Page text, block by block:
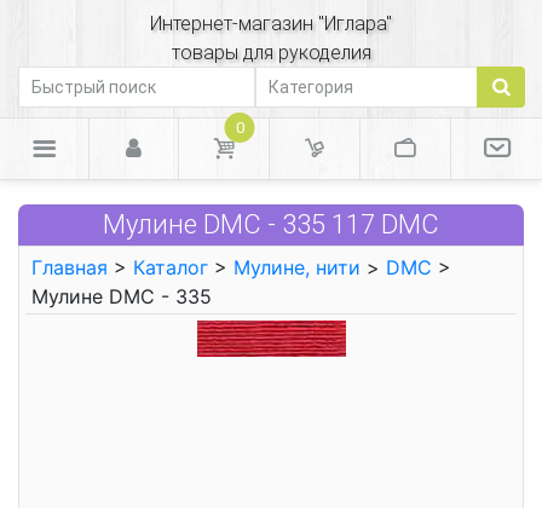
Интернет-магазин "Иглара"
товары для рукоделия
0
Мулине DMC - 335 117 DMC
Главная > Каталог > Мулине, нити > DMC >
Мулине DMC - 335